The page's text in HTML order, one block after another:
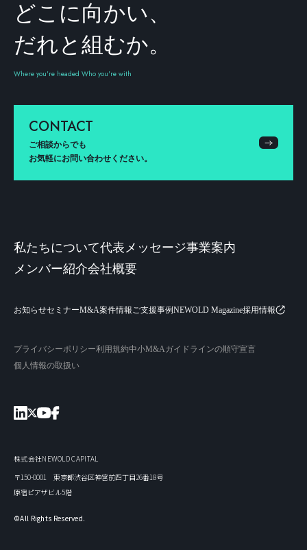
どこに向かい、
だれと組むか。
Where you're headed Who you're with
CONTACT
ご相談からでも
お気軽にお問い合わせください。
私たちについて代表メッセージ事業案内
メンバー紹介会社概要
お知らせセミナーM&A案件情報ご支援事例NEWOLD Magazine採用情報
プライバシーポリシー利用規約中小M&Aガイドラインの順守宣言
個人情報の取扱い
株式会社NEWOLD CAPITAL
〒150-0001 東京都渋谷区神宮前四丁目26番18号
原宿ピアザビル5階
©All Rights Reserved.